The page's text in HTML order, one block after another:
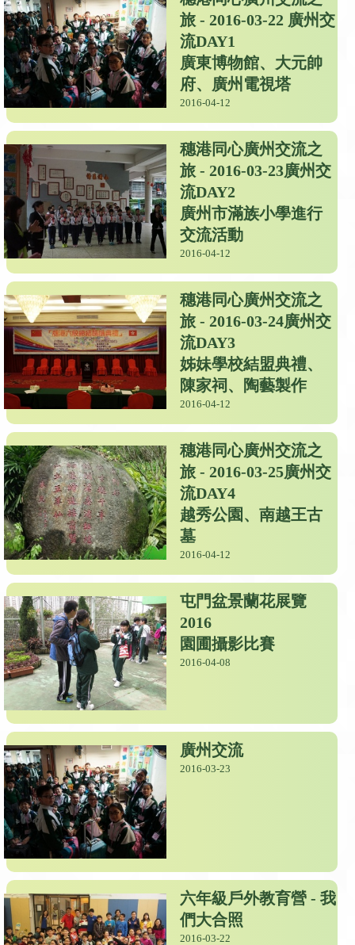
旅 - 2016-03-22 廣州交
流DAY1
廣東博物館、大元帥
府、廣州電視塔
2016-04-12
穗港同心廣州交流之
旅 - 2016-03-23廣州交
流DAY2
廣州市滿族小學進行
交流活動
2016-04-12
穗港同心廣州交流之
旅 - 2016-03-24廣州交
流DAY3
姊妹學校結盟典禮、
陳家祠、陶藝製作
2016-04-12
穗港同心廣州交流之
旅 - 2016-03-25廣州交
流DAY4
越秀公園、南越王古
墓
2016-04-12
屯門盆景蘭花展覽
2016
園圃攝影比賽
2016-04-08
廣州交流
2016-03-23
六年級戶外教育營 - 我
們大合照
2016-03-22